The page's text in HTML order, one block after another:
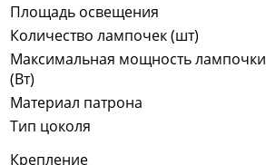
Площадь освещения
Количество лампочек (шт)
Максимальная мощность лампочки
(Вт)
Материал патрона
Тип цоколя
Крепление